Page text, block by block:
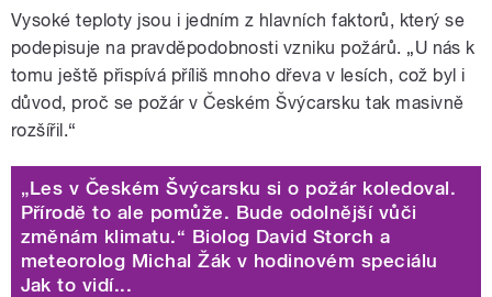
Vysoké teploty jsou i jedním z hlavních faktorů, který se
podepisuje na pravděpodobnosti vzniku požárů. „U nás k
tomu ještě přispívá příliš mnoho dřeva v lesích, což byl i
důvod, proč se požár v Českém Švýcarsku tak masivně
rozšířil.“
„Les v Českém Švýcarsku si o požár koledoval.
Přírodě to ale pomůže. Bude odolnější vůči
změnám klimatu.“ Biolog David Storch a
meteorolog Michal Žák v hodinovém speciálu
Jak to vidí...